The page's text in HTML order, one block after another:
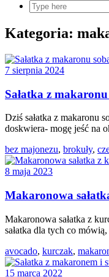
Kategoria:
7 sierpnia 2024
Sałatka z
Dziś sałatka z makaronu
doskwiera- mogę jeść na
bez majonezu, brokuły,
8 maja 2023
Makaronowa
Makaronowa sałatka z
sałatka dla tych co
avocado, kurczak,
15 marca 2022